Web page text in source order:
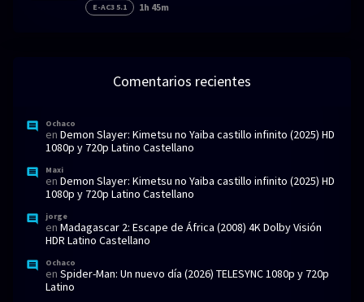
E-AC3 5.1
1h 45m
Comentarios recientes
Ochaco
en Demon Slayer: Kimetsu no Yaiba castillo infinito (2025) HD
1080p y 720p Latino Castellano
Maxi
en Demon Slayer: Kimetsu no Yaiba castillo infinito (2025) HD
1080p y 720p Latino Castellano
jorge
en Madagascar 2: Escape de África (2008) 4K Dolby Visión
HDR Latino Castellano
Ochaco
en Spider-Man: Un nuevo día (2026) TELESYNC 1080p y 720p
Latino